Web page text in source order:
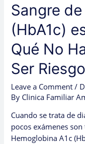
Sangre
(HbA1c)
Qué No
Ser
Leave a Comment /
By Clinica Familiar
Cuando se trata de
pocos exámenes
Hemoglobina A1c
Qué
No
Hacérselo
Puede
Ser
Riesgoso